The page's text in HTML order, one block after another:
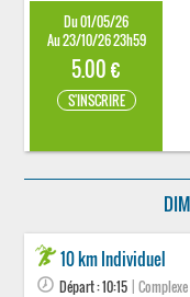
Du 01/05/26
Au 23/10/26 23h59
5.00 €
S'INSCRIRE
10 km Individuel
Départ : 10:15 |